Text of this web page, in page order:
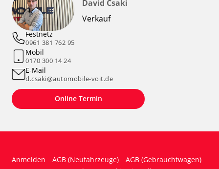
David Csaki
Verkauf
Festnetz
0961 381 762 95
Mobil
0170 300 14 24
E-Mail
d.csaki@automobile-voit.de
Online Termin
Anmelden AGB (Neufahrzeuge)
AGB (Gebrauchtwagen)